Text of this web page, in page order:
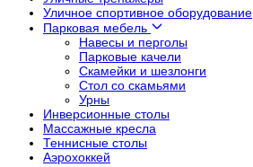
Уличное спортивное оборудование
Парковая мебель
Навесы и перголы
Парковые качели
Скамейки и шезлонги
Стол со скамьями
Урны
Инверсионные столы
Массажные кресла
Теннисные столы
Аэрохоккей